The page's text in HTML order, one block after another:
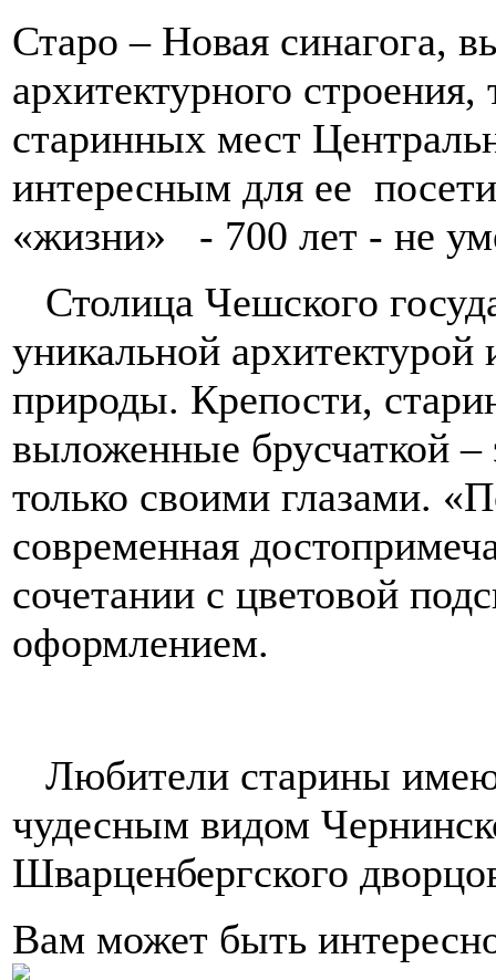
Старо – Новая синагога,
архитектурного
старинных мест
интересным для ее
«жизни» - 700 лет - не
Столица Чешского
уникальной
природы. Крепости,
выложенные брусчаткой –
только своими глазами.
современная
сочетании с цветовой
оформлением.
Любители старины
чудесным видом
Шварценбергского
Вам может быть